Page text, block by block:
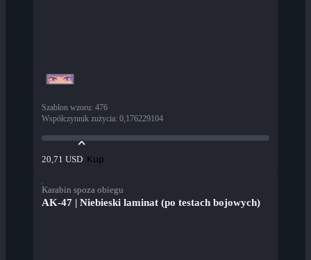
Szablon wzoru: 476
Współczynnik zużycia: 0,176229104
20,71 USD Kup
Karabin spoza obiegu
AK-47 | Niebieski laminat (po testach bojowych)